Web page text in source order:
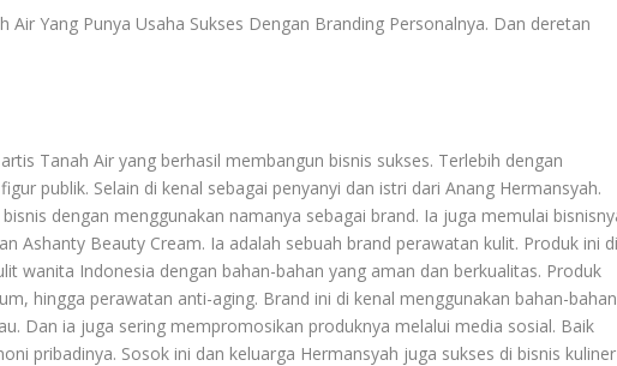
Air Yang Punya Usaha Sukses Dengan Branding Personalnya. Dan deretan
Tanah Air yang berhasil membangun bisnis sukses. Terlebih dengan
publik. Selain di kenal sebagai penyanyi dan istri dari Anang Hermansyah.
dengan menggunakan namanya sebagai brand. Ia juga memulai
Ashanty Beauty Cream. Ia adalah sebuah brand perawatan kulit. Produk ini di
wanita Indonesia dengan bahan-bahan yang aman dan berkualitas. Produk
hingga perawatan anti-aging. Brand ini di kenal menggunakan bahan-bahan
Dan ia juga sering mempromosikan produknya melalui media sosial. Baik
pribadinya. Sosok ini dan keluarga Hermansyah juga sukses di bisnis kuliner